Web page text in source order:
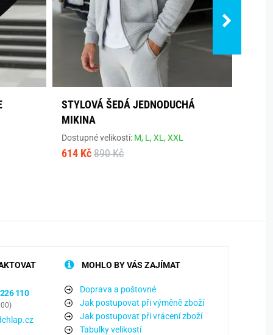
STYLOVÁ ŠEDÁ JEDNODUCHÁ
MIKINA
Dostupné velikosti: M, L,XL,XXL
614 Kč 890 Kč
110
MOHLO BY VÁS ZAJÍMAT
Doprava a poštovné
Jak postupovat při výměně zboží
Jak postupovat při vrácení zboží
Tabulky velikostí